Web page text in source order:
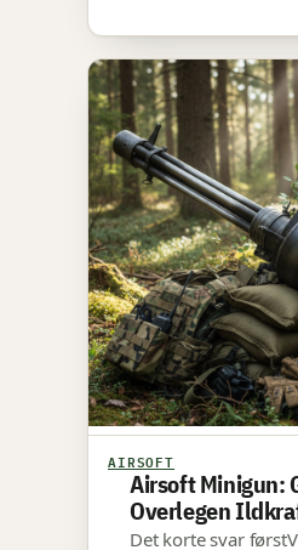
AIRSOFT
Airsoft Minigun:
Overlegen
Det korte svar